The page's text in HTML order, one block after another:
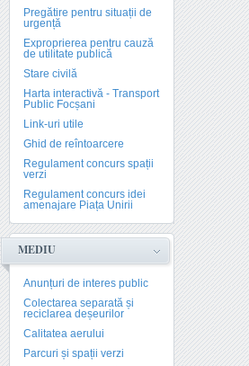
Pregătire pentru situații de
urgență
Exproprierea pentru cauză
de utilitate publică
Stare civilă
Harta interactivă - Transport
Public Focșani
Link-uri utile
Ghid de reîntoarcere
Regulament concurs spații
verzi
Regulament concurs idei
amenajare Piața Unirii
MEDIU
Anunțuri de interes public
Colectarea separată și
reciclarea deșeurilor
Calitatea aerului
Parcuri și spații verzi